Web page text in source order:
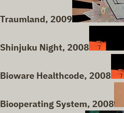
Traumland, 2009
Shinjuku Night, 2008
Bioware Healthcode, 2008
Biooperating System, 2008